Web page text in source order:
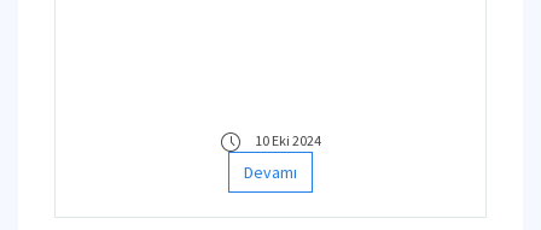
10 Eki 2024
Devamı